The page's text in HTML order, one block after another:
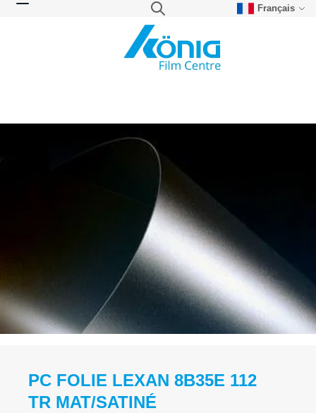
Search
Français
PC FOLIE LEXAN 8B35E 112
TR MAT/SATINÉ